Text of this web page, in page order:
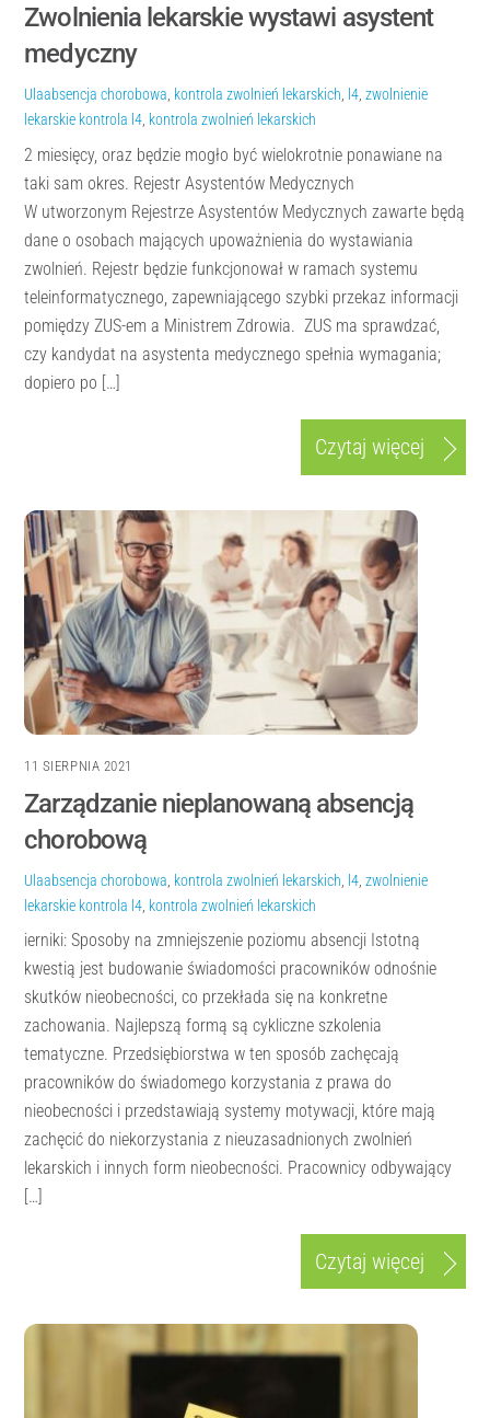
Zwolnienia lekarskie wystawi asystent
medyczny
Ulaabsencja chorobowa, kontrola zwolnień lekarskich, l4,zwolnienie
lekarskie kontrola l4, kontrola zwolnień lekarskich
2 miesięcy, oraz będzie mogło być wielokrotnie ponawiane na
taki sam okres. Rejestr Asystentów Medycznych
W utworzonym Rejestrze Asystentów Medycznych zawarte będą
dane o osobach mających upoważnienia do wystawiania
zwolnień. Rejestr będzie funkcjonował w ramach systemu
teleinformatycznego, zapewniającego szybki przekaz informacji
pomiędzy ZUS-em a Ministrem Zdrowia. ZUS ma sprawdzać,
czy kandydat na asystenta medycznego spełnia wymagania;
dopiero po […]
Czytaj więcej
11 SIERPNIA 2021
Zarządzanie nieplanowaną absencją
chorobową
Ulaabsencja chorobowa, kontrola zwolnień lekarskich, l4,zwolnienie
lekarskie kontrola l4, kontrola zwolnień lekarskich
ierniki: Sposoby na zmniejszenie poziomu absencji Istotną
kwestią jest budowanie świadomości pracowników odnośnie
skutków nieobecności, co przekłada się na konkretne
zachowania. Najlepszą formą są cykliczne szkolenia
tematyczne. Przedsiębiorstwa w ten sposób zachęcają
pracowników do świadomego korzystania z prawa do
nieobecności i przedstawiają systemy motywacji, które mają
zachęcić do niekorzystania z nieuzasadnionych zwolnień
lekarskich i innych form nieobecności. Pracownicy odbywający
[…]
Czytaj więcej